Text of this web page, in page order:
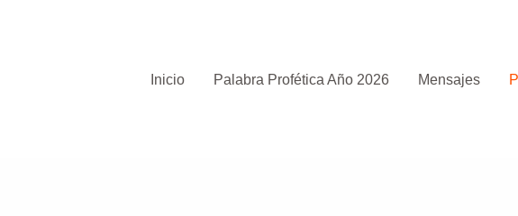
Inicio Palabra Profética Año 2026 Mensajes